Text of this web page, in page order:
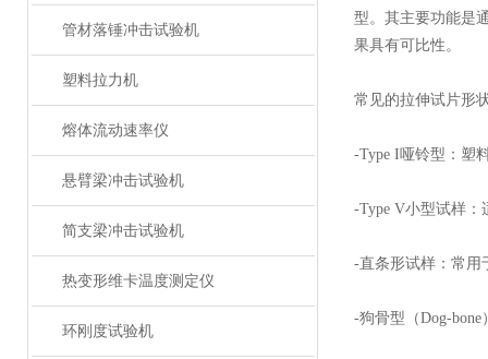
管材落锤冲击试验机
塑料拉力机
熔体流动速率仪
悬臂梁冲击试验机
简支梁冲击试验机
热变形维卡温度测定仪
环刚度试验机
型。其主要功能是
果具有可比性。
常见的拉伸试片形
-Type I哑铃型：塑
-Type V小型试样
-直条形试样：常用
-狗骨型（Dog-